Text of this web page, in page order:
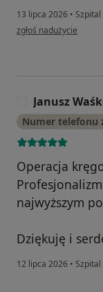
13 lipca 2026 • Szpital
w opinii użytkownika
zgłoś nadużycie
Janusz
Numer telefonu
Operacja
najwyższym
Dziękuję i
12 lipca 2026 • Szpital